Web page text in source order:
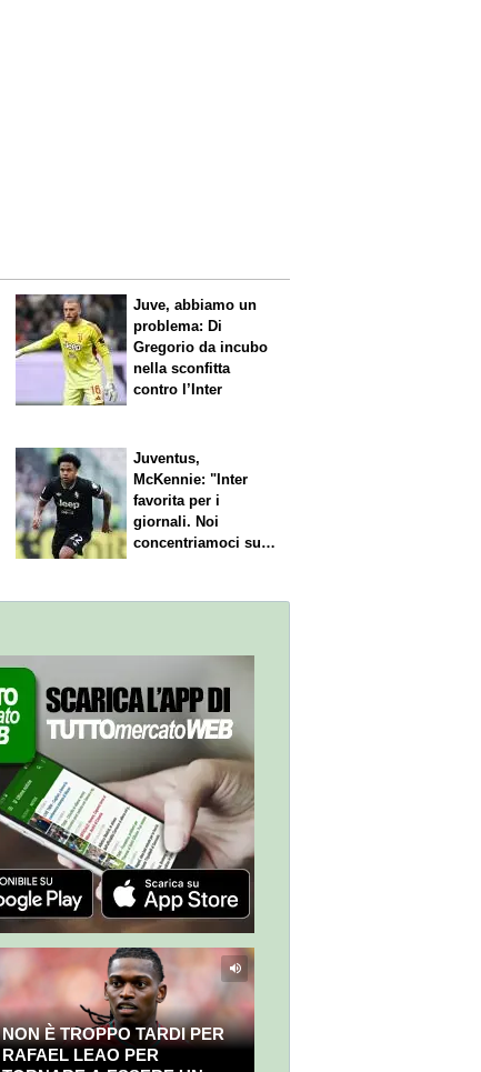
Juve, abbiamo un
problema: Di
Gregorio da incubo
nella sconfitta
contro l’Inter
Juventus,
McKennie: "Inter
favorita per i
giornali. Noi
concentriamoci sul
NON È TROPPO TARDI PER
RAFAEL LEAO PER